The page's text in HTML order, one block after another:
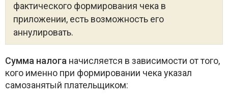
фактического формирования чека в
приложении, есть возможность его
аннулировать.
Сумма налога начисляется в зависимости от того,
кого именно при формировании чека указал
самозанятый плательщиком: